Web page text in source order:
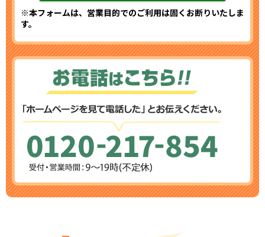
※本フォームは、営業目的でのご利用は固くお断りいたしま
す。